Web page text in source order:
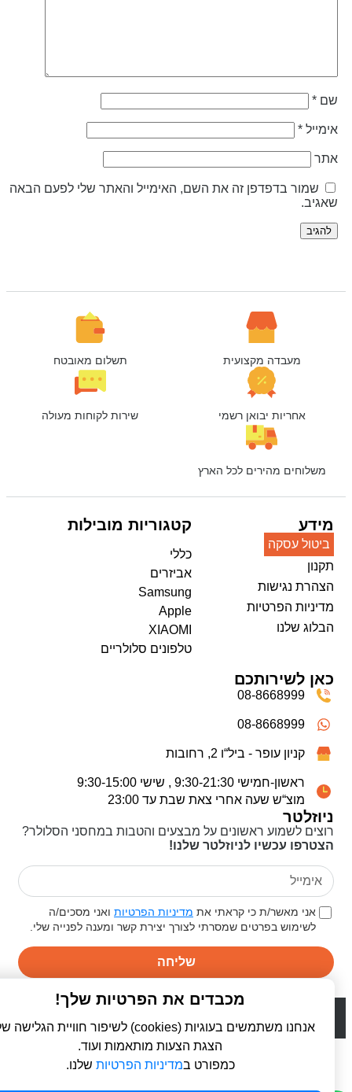
*
*
שמור בדפדפן זה את השם, האימייל והאתר שלי לפעם הבאה
מעבדה מקצועית תשלום מאובטח
אחריות יבואן רשמי שירות לקוחות מעולה
משלוחים מהירים לכל הארץ
ניוזלטר
רוצים לשמוע ראשונים על מבצעים והטבות במחסני הסלולר?
הצטרפו עכשיו לניוזלטר שלנו!
אני מאשר/ת כי קראתי אתמדיניות הפרטיותואני מסכים/ה
לשימוש בפרטים שמסרתי לצורך יצירת קשר ומענה לפנייה שלי.
שליחה
מידע
ביטול עסקה
תקנון
הצהרת נגישות
מדיניות הפרטיות
הבלוג שלנו
קטגוריות מובילות
כללי
אביזרים
Samsung
Apple
XIAOMI
טלפונים סלולריים
כאן לשירותכם
08-8668999
08-8668999
קניון עופר - ביל“ו 2, רחובות
ראשון-חמישי 9:30-21:30 , שישי 9:30-15:00
מוצ“ש שעה אחרי צאת שבת עד 23:00
WebDigital | וובדיגיטל - עיצוב ובניית אתרים
מכבדים את הפרטיות שלך!
אנחנו משתמשים בעוגיות (cookies) לשיפור חוויית הגלישה שלך,
הצגת הצעות מותאמות ועוד.
כמפורט במדיניות הפרטיותשלנו.